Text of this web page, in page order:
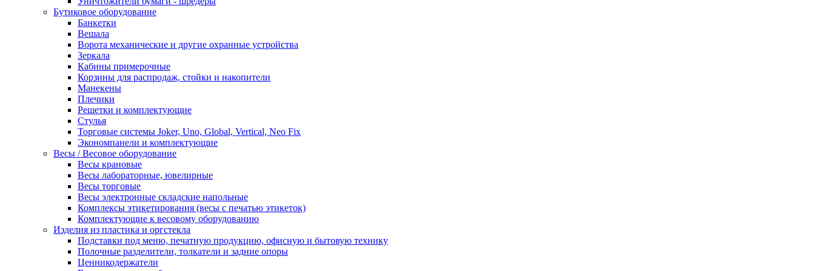
Бутиковое оборудование
Банкетки
Вешала
Ворота механические и другие охранные устройства
Зеркала
Кабины примерочные
Корзины для распродаж, стойки и накопители
Манекены
Плечики
Решетки и комплектующие
Стулья
Торговые системы Joker, Uno, Global, Vertical, Neo Fix
Экономпанели и комплектующие
Весы / Весовое оборудование
Весы крановые
Весы лабораторные, ювелирные
Весы торговые
Весы электронные складские напольные
Комплексы этикетирования (весы с печатью этикеток)
Комплектующие к весовому оборудованию
Изделия из пластика и оргстекла
Подставки под меню, печатную продукцию, офисную и бытовую технику
Полочные разделители, толкатели и задние опоры
Ценникодержатели